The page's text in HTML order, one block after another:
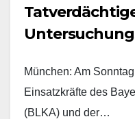
München: Am
Einsatzkräfte des
(BLKA) und der…